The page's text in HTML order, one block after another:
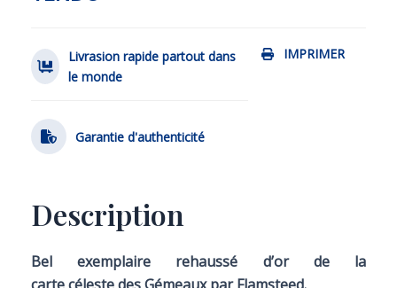
IMPRIMER
Livrasion rapide partout dans
le monde
Garantie d'authenticité
Description
Bel exemplaire rehaussé d’or de la